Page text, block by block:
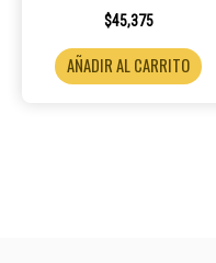
$45,375
AÑADIR AL CARRITO